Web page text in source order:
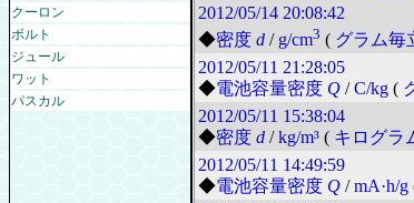
クーロン
ボルト
ジュール
ワット
パスカル
2012/05/14 20:08:42
◆密度 d / g/cm3 ( グラム毎
2012/05/11 21:28:05
◆電池容量密度 Q /C/kg (
2012/05/11 15:38:04
◆密度 d /kg/m³ ( キログラ
2012/05/11 14:49:59
◆電池容量密度 Q /mA·h/g